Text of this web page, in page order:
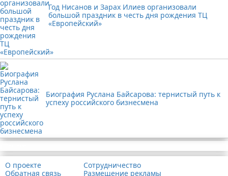
Год Нисанов и Зарах Илиев организовали
большой праздник в честь дня рождения ТЦ
«Европейский»
Биография Руслана Байсарова: тернистый путь к
успеху российского бизнесмена
О проекте
Обратная связь
Сотрудничество
Размещение рекламы